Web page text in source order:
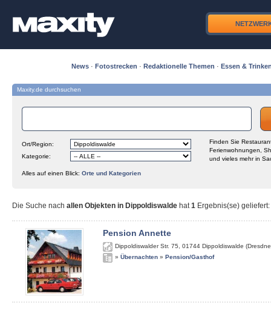
News · Fotostrecken · Redaktionelle Themen · Essen &
Maxity.de durchsuchen
Ort/Region:
Kategorie:
Finden Sie
Ferienwohnungen,
und vieles mehr in
Alles auf einen Blick: Orte und Kategorien
Die Suche nach allen Objekten in Dippoldiswalde hat1 Ergebnis(se) geliefert:
Pension Annette
Dippoldiswalder Str. 75 01744 Dippoldiswalde
» Übernachten » Pension/Gasthof